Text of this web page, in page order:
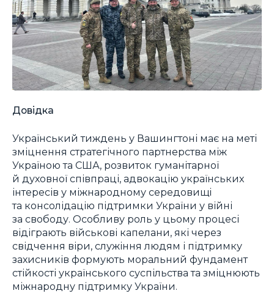
Довідка
Український тиждень у Вашингтоні має на меті
зміцнення стратегічного партнерства між
Україною та США, розвиток гуманітарної
й духовної співпраці, адвокацію українських
інтересів у міжнародному середовищі
та консолідацію підтримки України у війні
за свободу. Особливу роль у цьому процесі
відіграють військові капелани, які через
свідчення віри, служіння людям і підтримку
захисників формують моральний фундамент
стійкості українського суспільства та зміцнюють
міжнародну підтримку України.